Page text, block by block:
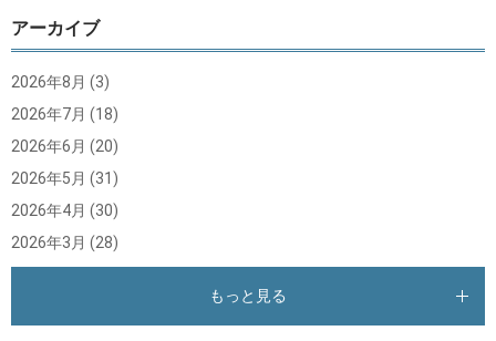
アーカイブ
2026年8月 (3)
2026年7月 (18)
2026年6月 (20)
2026年5月 (31)
2026年4月 (30)
2026年3月 (28)
もっと見る